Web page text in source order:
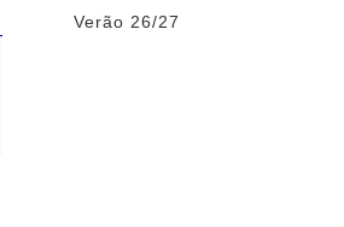
Verão 26/27